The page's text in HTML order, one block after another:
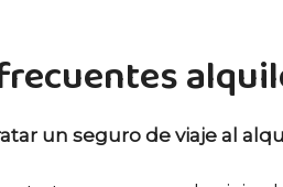
un seguro de viaje al